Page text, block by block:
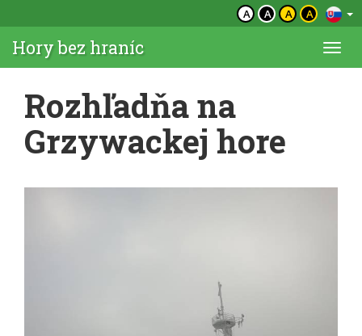
A A A A
Hory bez hraníc
Rozhľadňa na
Grzywackej hore